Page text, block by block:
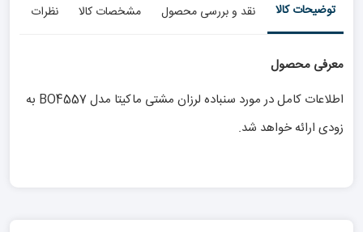
توضیحات کالا نقد و بررسی محصول مشخصات کالا نظرات
معرفی محصول
اطلاعات کامل در مورد سنباده لرزان مشتی ماکیتا مدل BO4557 به
زودی ارائه خواهد شد.